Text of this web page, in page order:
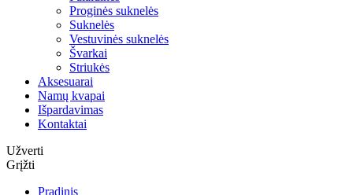
Proginės suknelės
Suknelės
Vestuvinės suknelės
Švarkai
Striukės
Aksesuarai
Namų kvapai
Išpardavimas
Kontaktai
Užverti
Grįžti
Pradinis